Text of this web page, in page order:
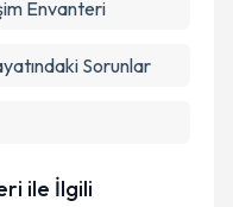
Envanteri
Sorunlar
ile İlgili